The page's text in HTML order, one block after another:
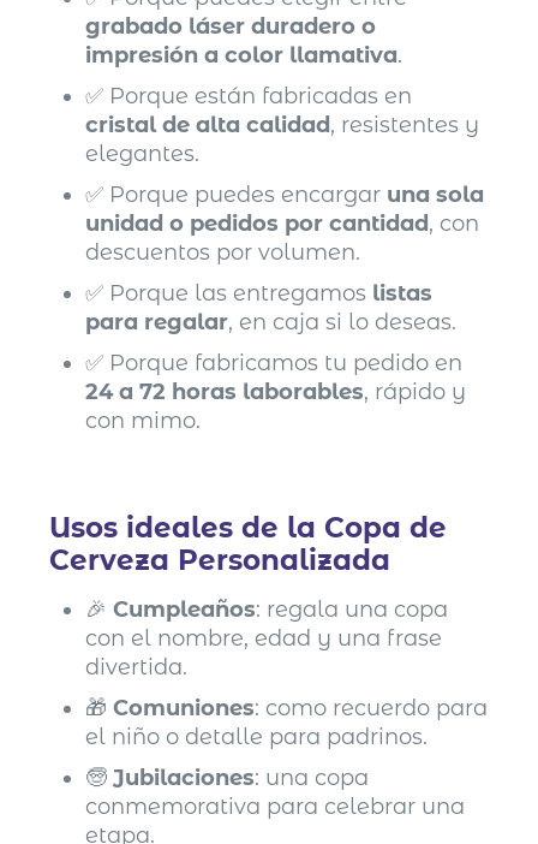
grabado láser duradero o
impresión a color llamativa.
✅ Porque están fabricadas en
cristal de alta calidad, resistentes y
elegantes.
✅ Porque puedes encargar una sola
unidad o pedidos por cantidad, con
descuentos por volumen.
✅ Porque las entregamos listas
para regalar, en caja si lo deseas.
✅ Porque fabricamos tu pedido en
24 a 72 horas laborables, rápido y
con mimo.
Usos ideales de la Copa de
Cerveza Personalizada
🎉Cumpleaños: regala una copa
con el nombre, edad y una frase
divertida.
🎁Comuniones: como recuerdo para
el niño o detalle para padrinos.
🧓Jubilaciones: una copa
conmemorativa para celebrar una
etapa.